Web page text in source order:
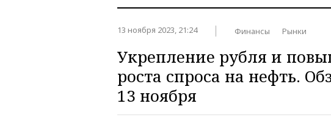
13 ноября 2023, 21:24 Финансы Рынки
Укрепление рубля и
роста спроса на нефть.
13 ноября